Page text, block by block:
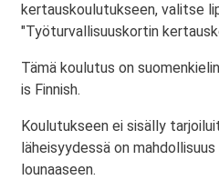
kertauskoulutukseen, valitse
"Työturvallisuuskortin
Tämä koulutus on
is Finnish.
Koulutukseen ei sisälly
läheisyydessä on
lounaaseen.